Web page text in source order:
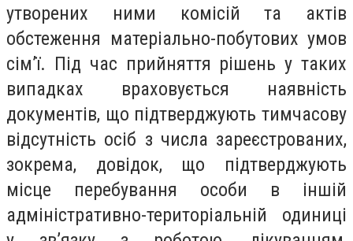
утворених ними комісій та актів
обстеження матеріально-побутових умов
сім’ї. Під час прийняття рішень у таких
випадках враховується наявність
документів, що підтверджують тимчасову
відсутність осіб з числа зареєстрованих,
зокрема, довідок, що підтверджують
місце перебування особи в іншій
адміністративно-територіальній одиниці